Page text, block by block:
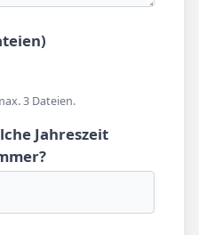
3 Dateien.
Jahreszeit